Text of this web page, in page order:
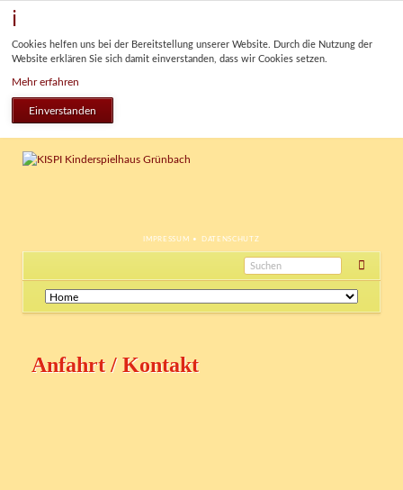
Cookies helfen uns bei der Bereitstellung unserer Website. Durch die Nutzung der
Website erklären Sie sich damit einverstanden, dass wir Cookies setzen.
Mehr erfahren
Einverstanden
NAVIGATION
IMPRESSUM DATENSCHUTZ
Navigation
überspringen
Anfahrt / Kontakt